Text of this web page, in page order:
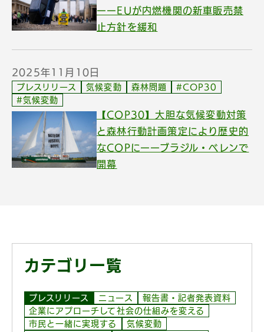
ーーEUが内燃機関の新車販売禁
止方針を緩和
2025年11月10日
プレスリリース 気候変動 森林問題
#COP30
#気候変動
【COP30】大胆な気候変動対策
と森林行動計画策定により歴史的
なCOPにーーブラジル・ベレンで
開幕
カテゴリ一覧
プレスリリース ニュース
報告書・記者発表資料
企業にアプローチして社会の仕組みを変える
市民と一緒に実現する
気候変動